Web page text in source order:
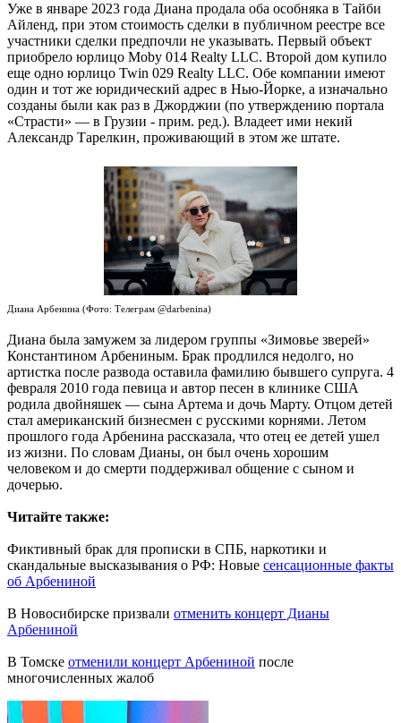
Уже в январе 2023 года Диана продала оба особняка в Тайби
Айленд, при этом стоимость сделки в публичном реестре все
участники сделки предпочли не указывать. Первый объект
приобрело юрлицо Moby 014 Realty LLC. Второй дом купило
еще одно юрлицо Twin 029 Realty LLC. Обе компании имеют
один и тот же юридический адрес в Нью-Йорке, а изначально
созданы были как раз в Джорджии (по утверждению портала
«Страсти» — в Грузии - прим. ред.). Владеет ими некий
Александр Тарелкин, проживающий в этом же штате.
Диана Арбенина (Фото: Телеграм @darbenina)
Диана была замужем за лидером группы «Зимовье зверей»
Константином Арбениным. Брак продлился недолго, но
артистка после развода оставила фамилию бывшего супруга. 4
февраля 2010 года певица и автор песен в клинике США
родила двойняшек — сына Артема и дочь Марту. Отцом детей
стал американский бизнесмен с русскими корнями. Летом
прошлого года Арбенина рассказала, что отец ее детей ушел
из жизни. По словам Дианы, он был очень хорошим
человеком и до смерти поддерживал общение с сыном и
дочерью.
Читайте также:
Фиктивный брак для прописки в СПБ, наркотики и
скандальные высказывания о РФ: Новые сенсационные факты
об Арбениной
В Новосибирске призвали отменить концерт Дианы
Арбениной
В Томске отменили концерт Арбениной после
многочисленных жалоб